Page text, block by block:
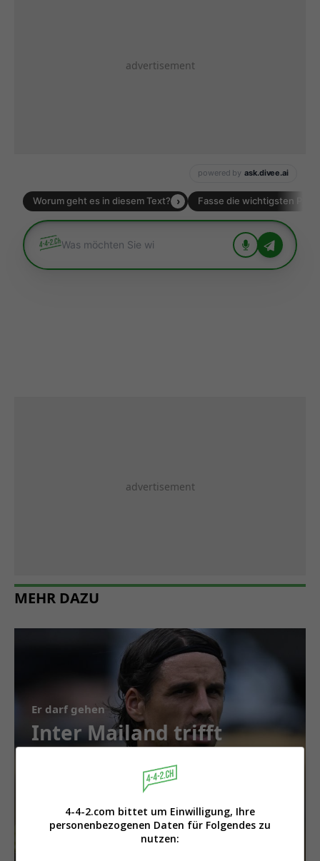
MEHR DAZU
Er darf gehen
Inter Mailand trifft
bei Yann Sommer
überraschende
Entscheidung
4-4-2.com bittet um Einwilligung, Ihre
personenbezogenen Daten für Folgendes zu
nutzen: